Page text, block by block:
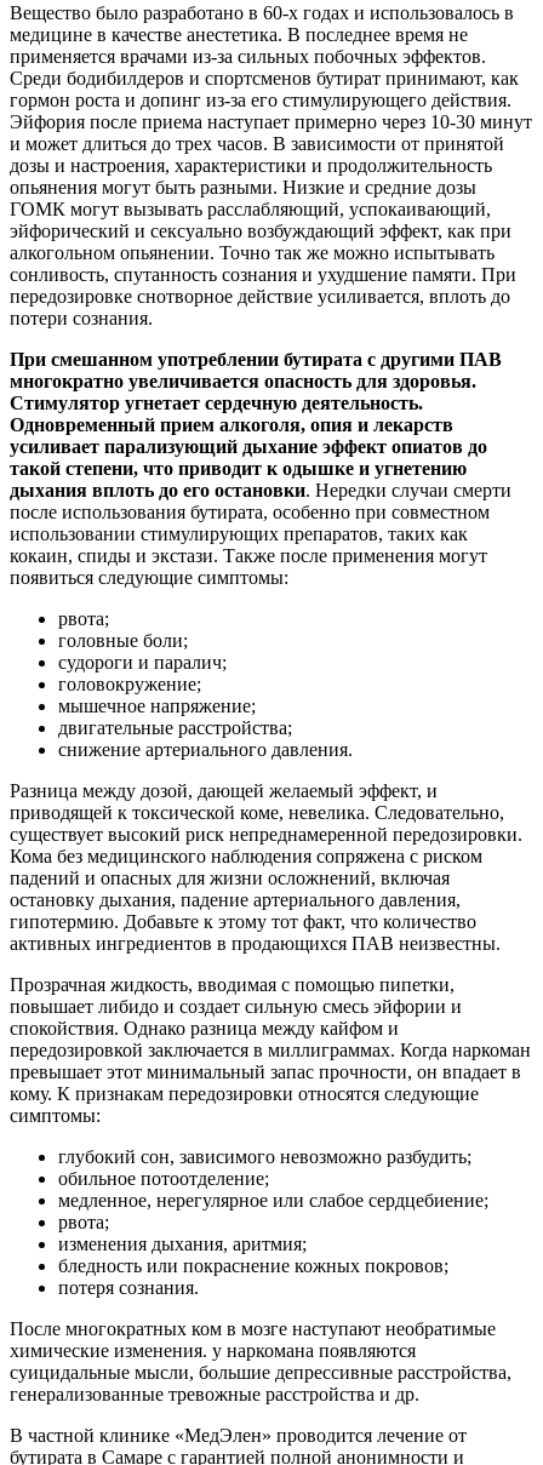
Вещество было разработано в 60-х годах и использовалось в
медицине в качестве анестетика. В последнее время не
применяется врачами из-за сильных побочных эффектов.
Среди бодибилдеров и спортсменов бутират принимают, как
гормон роста и допинг из-за его стимулирующего действия.
Эйфория после приема наступает примерно через 10-30 минут
и может длиться до трех часов. В зависимости от принятой
дозы и настроения, характеристики и продолжительность
опьянения могут быть разными. Низкие и средние дозы
ГОМК могут вызывать расслабляющий, успокаивающий,
эйфорический и сексуально возбуждающий эффект, как при
алкогольном опьянении. Точно так же можно испытывать
сонливость, спутанность сознания и ухудшение памяти. При
передозировке снотворное действие усиливается, вплоть до
потери сознания.
При смешанном употреблении бутирата с другими ПАВ
многократно увеличивается опасность для здоровья.
Стимулятор угнетает сердечную деятельность.
Одновременный прием алкоголя, опия и лекарств
усиливает парализующий дыхание эффект опиатов до
такой степени, что приводит к одышке и угнетению
дыхания вплоть до его остановки. Нередки случаи смерти
после использования бутирата, особенно при совместном
использовании стимулирующих препаратов, таких как
кокаин, спиды и экстази. Также после применения могут
появиться следующие симптомы:
рвота;
головные боли;
судороги и паралич;
головокружение;
мышечное напряжение;
двигательные расстройства;
снижение артериального давления.
Разница между дозой, дающей желаемый эффект, и
приводящей к токсической коме, невелика. Следовательно,
существует высокий риск непреднамеренной передозировки.
Кома без медицинского наблюдения сопряжена с риском
падений и опасных для жизни осложнений, включая
остановку дыхания, падение артериального давления,
гипотермию. Добавьте к этому тот факт, что количество
активных ингредиентов в продающихся ПАВ неизвестны.
Прозрачная жидкость, вводимая с помощью пипетки,
повышает либидо и создает сильную смесь эйфории и
спокойствия. Однако разница между кайфом и
передозировкой заключается в миллиграммах. Когда наркоман
превышает этот минимальный запас прочности, он впадает в
кому. К признакам передозировки относятся следующие
симптомы:
глубокий сон, зависимого невозможно разбудить;
обильное потоотделение;
медленное, нерегулярное или слабое сердцебиение;
рвота;
изменения дыхания, аритмия;
бледность или покраснение кожных покровов;
потеря сознания.
После многократных ком в мозге наступают необратимые
химические изменения. у наркомана появляются
суицидальные мысли, большие депрессивные расстройства,
генерализованные тревожные расстройства и др.
В частной клинике «МедЭлен» проводится лечение от
бутирата в Самаре с гарантией полной анонимности и